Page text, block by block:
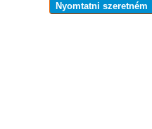
Nyomtatni szeretném